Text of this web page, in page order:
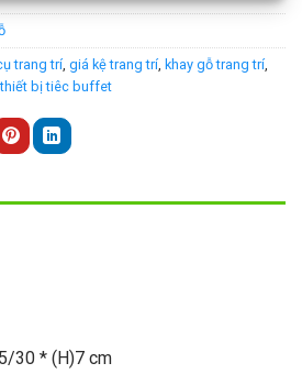
trang trí, giá kệ trang trí, khay gỗ trang trí,
thiết bị tiêc buffet
30 * (H)7 cm